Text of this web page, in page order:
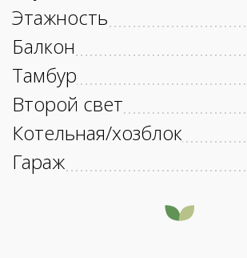
Этажность
Балкон
Тамбур
Второй свет
Котельная/хозблок
Гараж